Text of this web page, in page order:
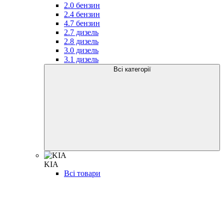
2.0 бензин
2.4 бензин
4.7 бензин
2.7 дизель
2.8 дизель
3.0 дизель
3.1 дизель
Всі категорії
KIA
Всі товари